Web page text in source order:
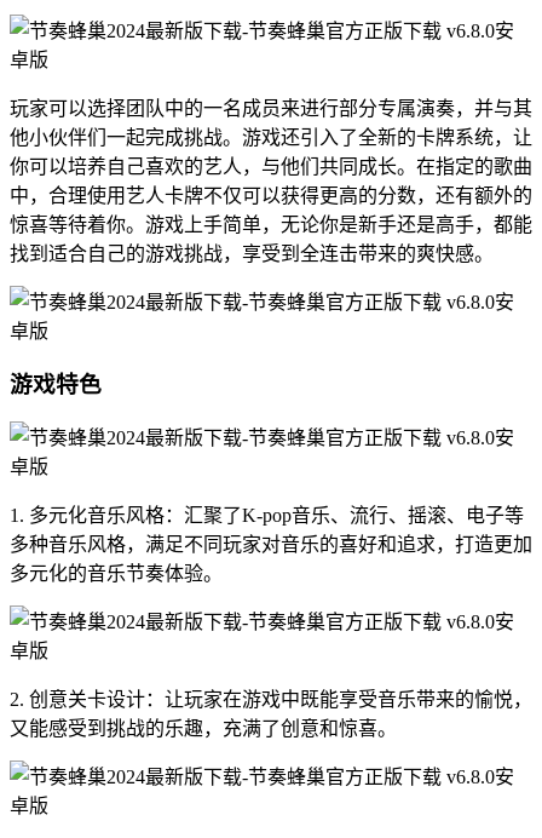
玩家可以选择团队中的一名成员来进行部分专属演奏，并与其
他小伙伴们一起完成挑战。游戏还引入了全新的卡牌系统，让
你可以培养自己喜欢的艺人，与他们共同成长。在指定的歌曲
中，合理使用艺人卡牌不仅可以获得更高的分数，还有额外的
惊喜等待着你。游戏上手简单，无论你是新手还是高手，都能
找到适合自己的游戏挑战，享受到全连击带来的爽快感。
游戏特色
1. 多元化音乐风格：汇聚了K-pop音乐、流行、摇滚、电子等
多种音乐风格，满足不同玩家对音乐的喜好和追求，打造更加
多元化的音乐节奏体验。
2. 创意关卡设计：让玩家在游戏中既能享受音乐带来的愉悦，
又能感受到挑战的乐趣，充满了创意和惊喜。